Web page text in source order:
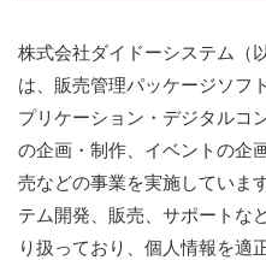
株式会社ダイドーシステム（
は、販売管理パッケージソフ
プリケーション・デジタルコ
の企画・制作、イベントの企
売などの事業を実施していま
テム開発、販売、サポートな
り扱っており、個人情報を適